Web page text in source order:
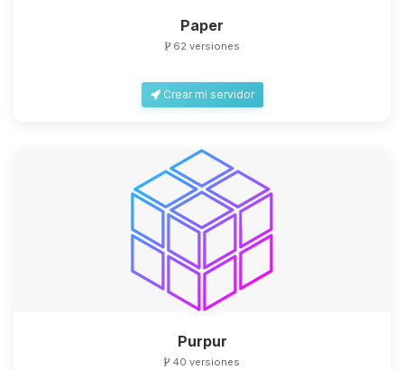
Paper
62 versiones
Crear mi servidor
Purpur
40 versiones